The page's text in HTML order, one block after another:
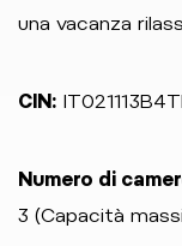
una vacanza
CIN:
Numero di
3 (Capacità